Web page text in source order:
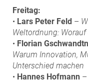
Freitag:
• Lars Peter Feld –
Weltordnung:
• Florian
Warum Innovation,
Unterschied machen
• Hannes Hofmann –